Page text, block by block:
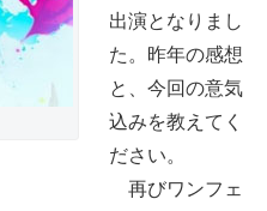
出演となりまし
た。昨年の感想
と、今回の意気
込みを教えてく
ださい。
再びワンフェ